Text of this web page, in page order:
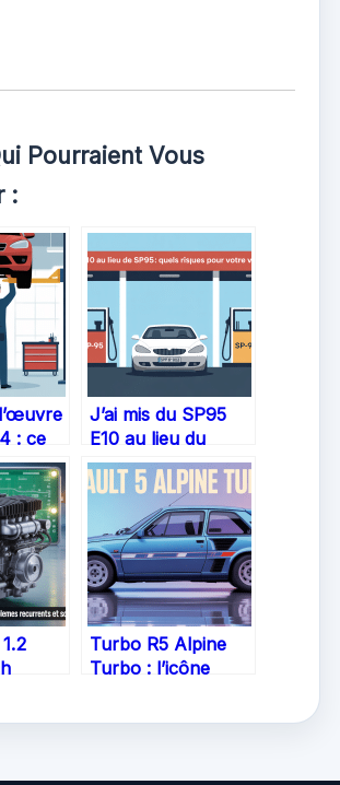
Pourraient Vous
:
: ce
J’ai mis du SP95
E10 au lieu du
SP95 : quelles
conséquences et
que faire ?
Turbo R5 Alpine
Turbo : l’icône